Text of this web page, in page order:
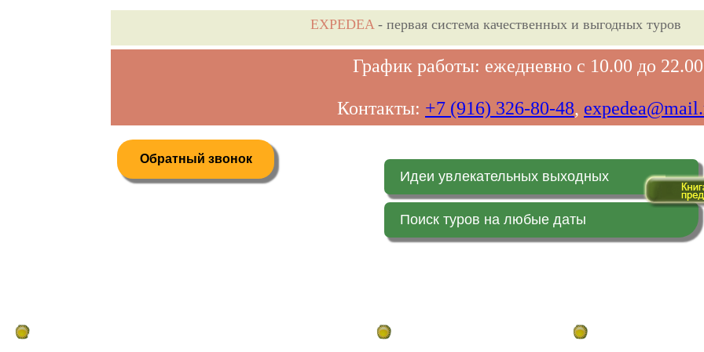
EXPEDEA- первая система качественных и выгодных туров
График работы: ежедневно с 10.00 до 22.00
Контакты: +7 (916) 326-80-48,
Обратный звонок
Идеи увлекательных выходных
Поиск туров на любые даты
Дистанционное бронирование туров